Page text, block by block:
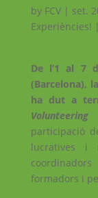
by FCV| set.
Experiències! |
De l’1 al 7
(Barcelona),
ha dut a
participació
lucratives i
formadors i